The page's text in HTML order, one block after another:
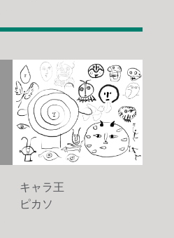
キャラ王
ピカソ